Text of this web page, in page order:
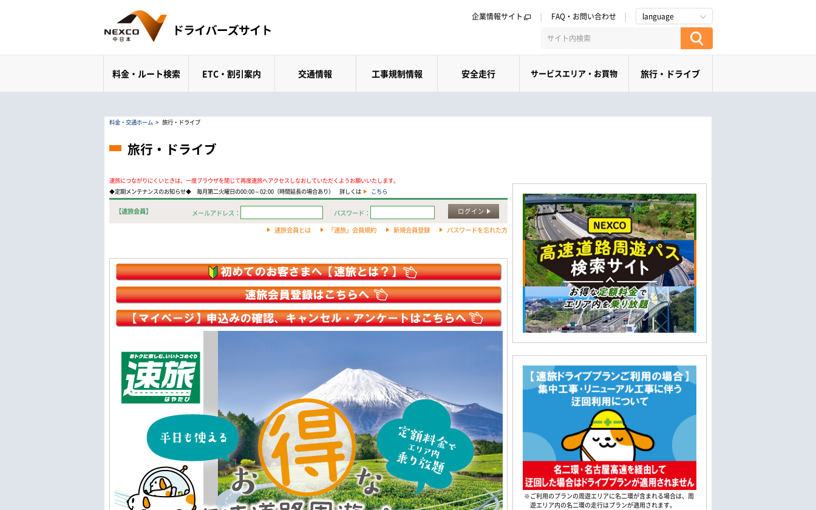
企業情報サイト FAQ・お問い合わせ language
料金・ルート検索 ETC・割引案内 交通情報 工事規制情報 安全走行 サービスエリア・お買物 旅行・ドライブ
料金・交通ホーム > 旅行・ドライブ
旅行・ドライブ
速旅につながりにくいときは、一度ブラウザを閉じて再度速旅へアクセスしなおしていただくようお願いいたします。
◆定期メンテナンスのお知らせ◆ 毎月第二火曜日の00:00～02:00（時間延長の場合あり） 詳しくは
こちら
【速旅会員】 メールアドレス： パスワード： ログイン
速旅会員とは 「速旅」会員規約 新規会員登録 パスワードを忘れた方
※ご利用のプランの周遊エリアに名二環が含まれる場合は、周
遊エリア内の名二環の走行はプランが適用されます。